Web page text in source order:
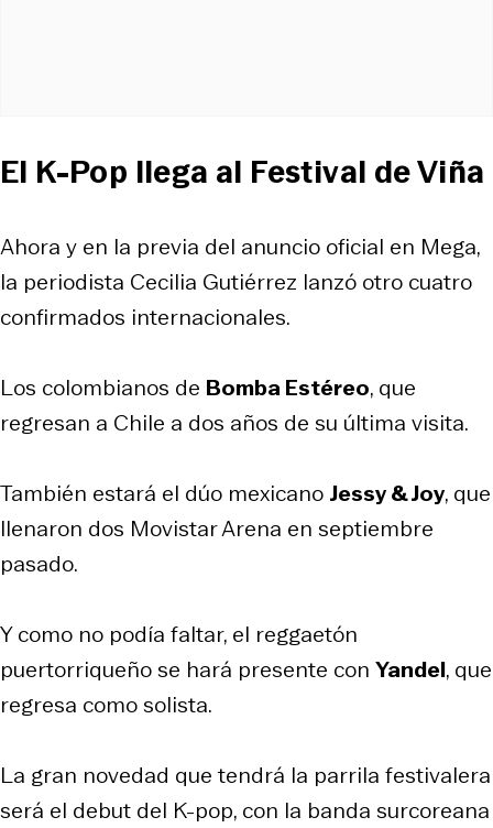
El K-Pop llega al Festival de Viña
Ahora y en la previa del anuncio oficial en Mega,
la periodista Cecilia Gutiérrez lanzó otro cuatro
confirmados internacionales.
Los colombianos de Bomba Estéreo, que
regresan a Chile a dos años de su última visita.
También estará el dúo mexicano Jessy & Joy, que
llenaron dos Movistar Arena en septiembre
pasado.
Y como no podía faltar, el reggaetón
puertorriqueño se hará presente con Yandel, que
regresa como solista.
La gran novedad que tendrá la parrila festivalera
será el debut del K-pop, con la banda surcoreana